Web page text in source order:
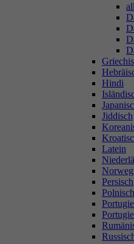
Hindi
Jiddisch
Latein
Persisch
Polnisch